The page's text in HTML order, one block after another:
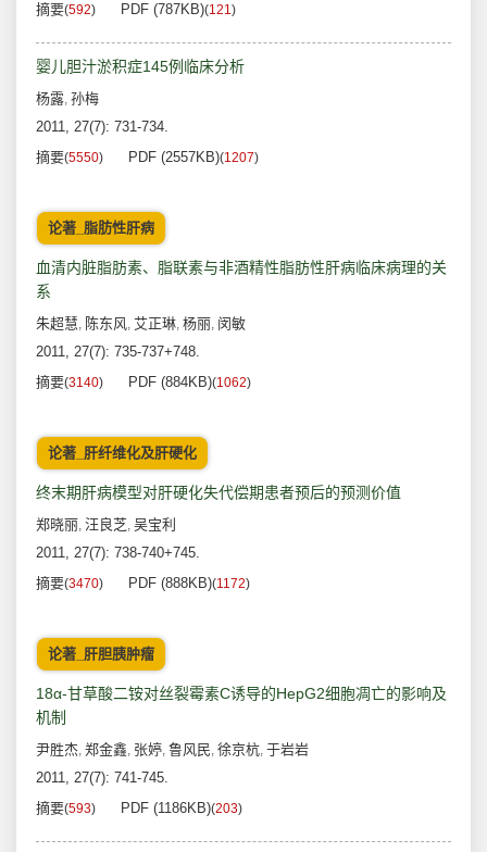
摘要(592) PDF (787KB)(121)
婴儿胆汁淤积症145例临床分析
杨露, 孙梅
2011, 27(7): 731-734.
摘要(5550) PDF (2557KB)(1207)
论著_脂肪性肝病
血清内脏脂肪素、脂联素与非酒精性脂肪性肝病临床病理的关
系
朱超慧, 陈东风, 艾正琳, 杨丽, 闵敏
2011, 27(7): 735-737+748.
摘要(3140) PDF (884KB)(1062)
论著_肝纤维化及肝硬化
终末期肝病模型对肝硬化失代偿期患者预后的预测价值
郑晓丽, 汪良芝, 吴宝利
2011, 27(7): 738-740+745.
摘要(3470) PDF (888KB)(1172)
论著_肝胆胰肿瘤
18α-甘草酸二铵对丝裂霉素C诱导的HepG2细胞凋亡的影响及
机制
尹胜杰, 郑金鑫, 张婷, 鲁风民, 徐京杭, 于岩岩
2011, 27(7): 741-745.
摘要(593) PDF (1186KB)(203)